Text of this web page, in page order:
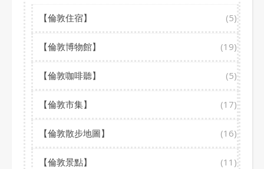
【倫敦住宿】 (5)
【倫敦博物館】 (19)
【倫敦咖啡聽】 (5)
【倫敦市集】 (17)
【倫敦散步地圖】 (16)
【倫敦景點】 (11)